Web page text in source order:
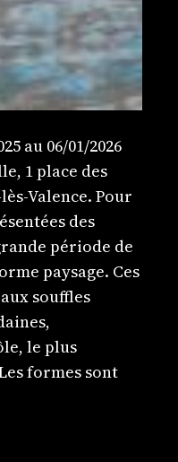
au 06/01/2026
1 place des
Valence. Pour
des
période de
paysage. Ces
souffles
le plus
formes sont